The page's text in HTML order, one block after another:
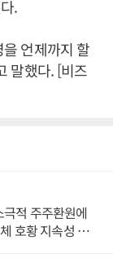
.
언제까지 할
말했다. [비즈
적 주주환원에
호황 지속성 의